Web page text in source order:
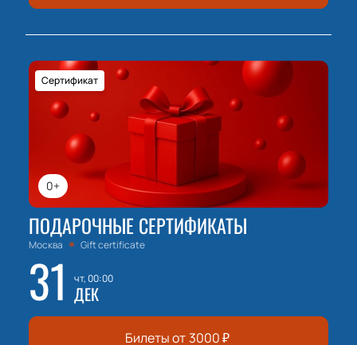
0+
Сертификат
ПОДАРОЧНЫЕ СЕРТИФИКАТЫ
Москва Gift certificate
31 чт, 00:00
ДЕК
Билеты от 3000₽